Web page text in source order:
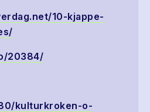
10-kjappe-
20384/
kulturkroken-o-